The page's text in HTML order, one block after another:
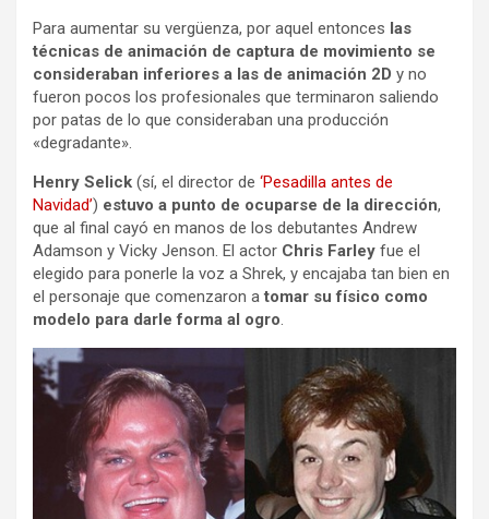
Para aumentar su vergüenza, por aquel entonces las
técnicas de animación de captura de movimiento se
consideraban inferiores a las de animación 2D y no
fueron pocos los profesionales que terminaron saliendo
por patas de lo que consideraban una producción
«degradante».
Henry Selick (sí, el director de ‘Pesadilla antes de
Navidad’) estuvo a punto de ocuparse de la dirección,
que al final cayó en manos de los debutantes Andrew
Adamson y Vicky Jenson. El actor Chris Farley fue el
elegido para ponerle la voz a Shrek, y encajaba tan bien en
el personaje que comenzaron atomar su físico como
modelo para darle forma al ogro.